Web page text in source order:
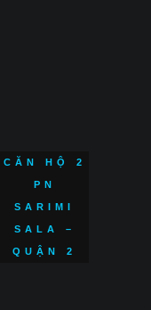
CĂN HỘ 2
PN
SARIMI
SALA –
QUẬN 2